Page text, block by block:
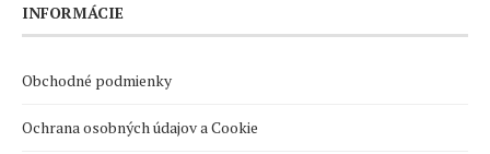
INFORMÁCIE
Obchodné podmienky
Ochrana osobných údajov a Cookie